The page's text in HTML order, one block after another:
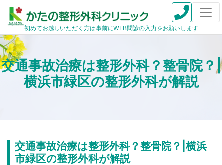
初めてお越しいただく方は事前にWEB問診の入力をお願いします
交通事故治療は整形外科？整骨院？|
横浜市緑区の整形外科が解説
交通事故治療は整形外科？整骨院？|横浜
市緑区の整形外科が解説